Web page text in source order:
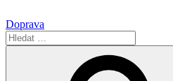
Doprava
Hledat: